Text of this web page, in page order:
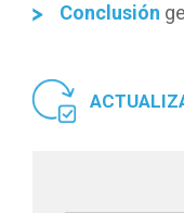
Conclusión